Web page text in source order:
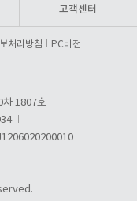
고객센터
처리방침 PC버전
차 1807호